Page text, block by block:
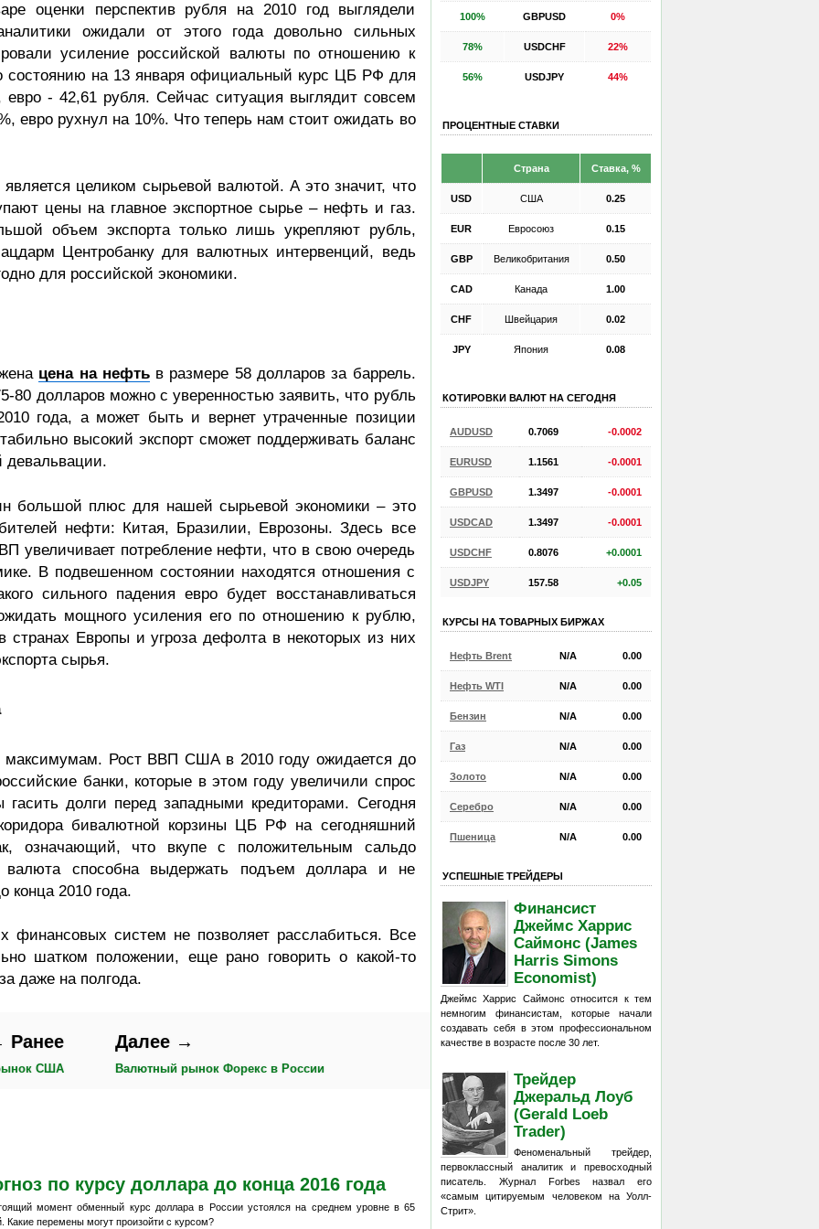
оценки перспектив рубля на 2010 год выглядели
ожидали от этого года довольно сильных
усиление российской валюты по отношению к
состоянию на 13 января официальный курс ЦБ РФ для
евро - 42,61 рубля. Сейчас ситуация выглядит совсем
евро рухнул на 10%. Что теперь нам стоит ожидать во
целиком сырьевой валютой. А это значит, что
цены на главное экспортное сырье – нефть и газ.
объем экспорта только лишь укрепляют рубль,
Центробанку для валютных интервенций, ведь
для российской экономики.
цена на нефтьв размере 58 долларов за баррель.
80 долларов можно с уверенностью заявить, что рубль
года, а может быть и вернет утраченные позиции
высокий экспорт сможет поддерживать баланс
девальвации.
большой плюс для нашей сырьевой экономики – это
нефти: Китая, Бразилии, Еврозоны. Здесь все
увеличивает потребление нефти, что в свою очередь
В подвешенном состоянии находятся отношения с
сильного падения евро будет восстанавливаться
мощного усиления его по отношению к рублю,
странах Европы и угроза дефолта в некоторых из них
сырья.
максимумам. Рост ВВП США в 2010 году ожидается до
банки, которые в этом году увеличили спрос
долги перед западными кредиторами. Сегодня
бивалютной корзины ЦБ РФ на сегодняшний
означающий, что вкупе с положительным сальдо
валюта способна выдержать подъем доллара и не
конца 2010 года.
финансовых систем не позволяет расслабиться. Все
шатком положении, еще рано говорить о какой-то
даже на полгода.
Ранее
США
Далее →
Валютный рынок Форекс в России
по курсу доллара до конца 2016 года
момент обменный курс доллара в России устоялся на среднем уровне в 65
Какие перемены могут произойти с курсом?
100% GBPUSD 0%
78% USDCHF 22%
56% USDJPY 44%
ПРОЦЕНТНЫЕ СТАВКИ
Страна Ставка, %
USD США 0.25
EUR Евросоюз 0.15
GBP Великобритания 0.50
CAD Канада 1.00
CHF Швейцария 0.02
JPY Япония 0.08
КОТИРОВКИ ВАЛЮТ НА СЕГОДНЯ
AUDUSD 0.7069 -0.0002
EURUSD 1.1561 -0.0001
GBPUSD 1.3497 -0.0001
USDCAD 1.3497 -0.0001
USDCHF 0.8076 +0.0001
USDJPY 157.58 +0.05
КУРСЫ НА ТОВАРНЫХ БИРЖАХ
Нефть Brent N/A 0.00
Нефть WTI N/A 0.00
Бензин N/A 0.00
Газ N/A 0.00
Золото N/A 0.00
Серебро N/A 0.00
Пшеница N/A 0.00
УСПЕШНЫЕ ТРЕЙДЕРЫ
Финансист
Джеймс Харрис
Саймонс (James
Harris Simons
Economist)
Джеймс Харрис Саймонс относится к тем
немногим финансистам, которые начали
создавать себя в этом профессиональном
качестве в возрасте после 30 лет.
Трейдер
Джеральд Лоуб
(Gerald Loeb
Trader)
Феноменальный трейдер,
первоклассный аналитик и превосходный
писатель. Журнал Forbes назвал его
«самым цитируемым человеком на Уолл-
Стрит».